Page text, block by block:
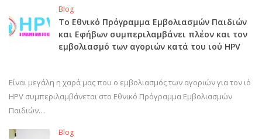
Blog
Το Εθνικό Πρόγραμμα Εμβολιασμών Παιδιών
και Εφήβων συμπεριλαμβάνει πλέον και τον
εμβολιασμό των αγοριών κατά του ιού HPV
Είναι μεγάλη η χαρά μας που ο εμβολιασμός των αγοριών για τον ιό
HPV συμπεριλαμβάνεται στο Εθνικό Πρόγραμμα Εμβολιασμών
Παιδιών…
Blog